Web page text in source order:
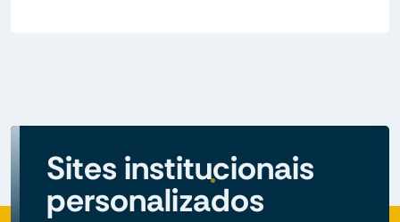
Sites institucionais
personalizados